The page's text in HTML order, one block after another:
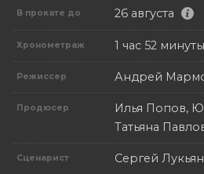
В прокате до 26 августа
Хронометраж 1 час 52 минуты
Режиссер Андрей
Продюсер
Илья Попов,
Татьяна
Сценарист Сергей